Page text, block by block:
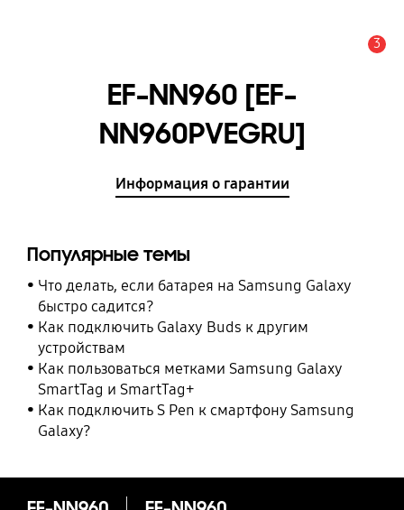
3
EF-NN960 [EF-
NN960PVEGRU]
Информация о гарантии
Популярные темы
Что делать, если батарея на Samsung Galaxy
быстро садится?
Как подключить Galaxy Buds к другим
устройствам
Как пользоваться метками Samsung Galaxy
SmartTag и SmartTag+
Как подключить S Pen к смартфону Samsung
Galaxy?